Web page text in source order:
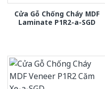
Cửa Gỗ Chống Cháy MDF
Laminate P1R2-a-SGD